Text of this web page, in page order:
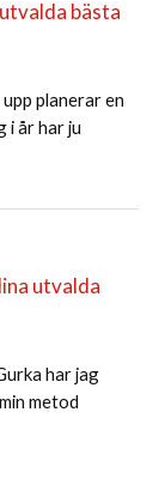
bästa
planerar en
i år har ju
utvalda
har jag
metod